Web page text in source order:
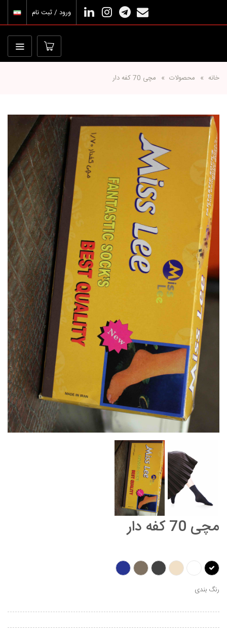
ورود / ثبت نام
خانه محصولات مچی 70 کفه دار
مچی 70 کفه دار
رنگ بندی